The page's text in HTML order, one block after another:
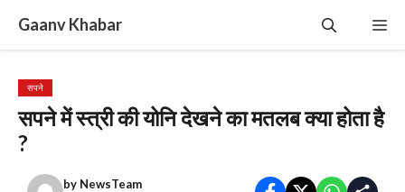
content
Gaanv Khabar
सपने
सपने में स्त्री की योनि देखने का मतलब क्या होता है
?
by NewsTeam